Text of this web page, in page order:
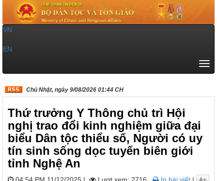
VN
EN
Chủ Nhật, ngày 9/08/2026 01:44 CH
Thứ trưởng Y Thông chủ trì Hội
nghị trao đổi kinh nghiệm giữa đại
biểu Dân tộc thiểu số, Người có uy
tín sinh sống dọc tuyến biên giới
tỉnh Nghệ An